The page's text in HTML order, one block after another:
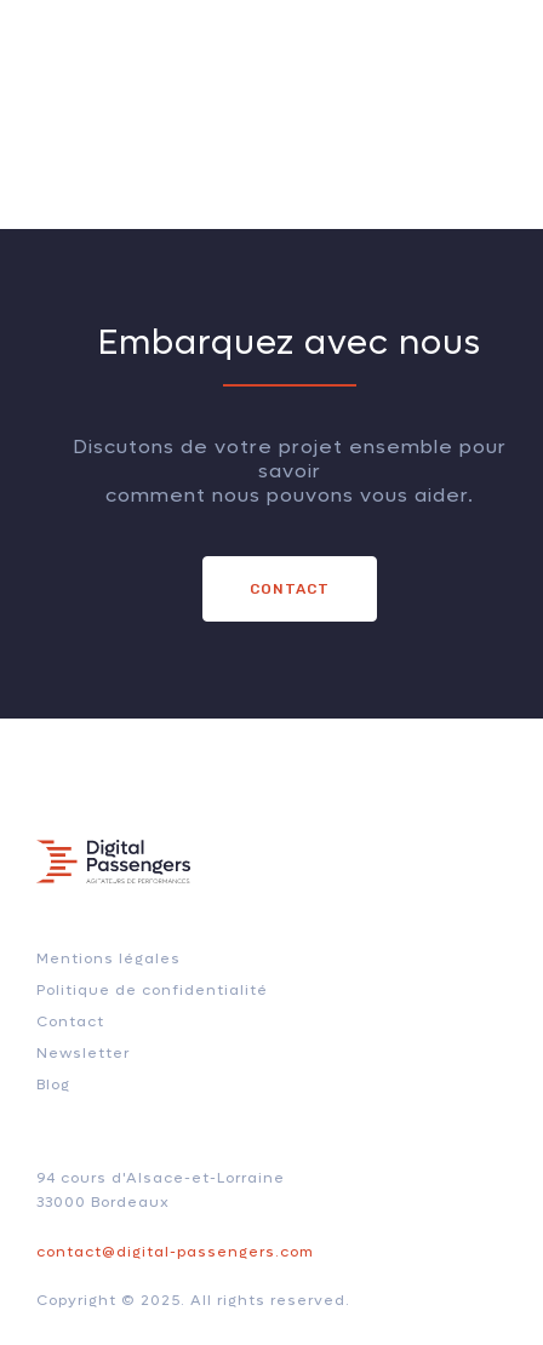
Embarquez avec nous
Discutons de votre projet ensemble pour
savoir
comment nous pouvons vous aider.
CONTACT
Mentions légales
Politique de confidentialité
Contact
Newsletter
Blog
94 cours d'Alsace-et-Lorraine
33000 Bordeaux
contact@digital-passengers.com
Copyright © 2025. All rights reserved.